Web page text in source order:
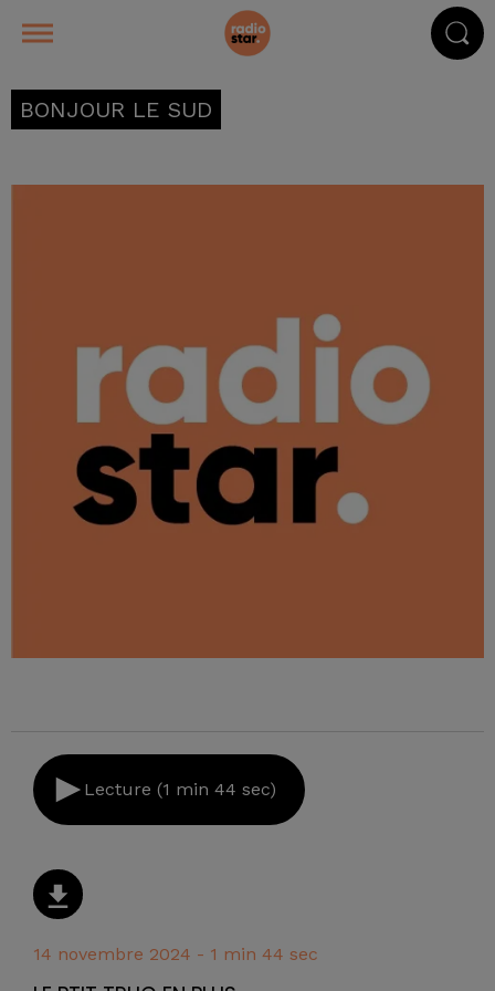
BONJOUR LE SUD
Lecture (1 min 44 sec)
14 novembre 2024 - 1 min 44 sec